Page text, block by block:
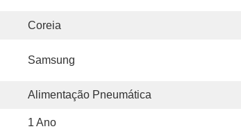
Coreia
Samsung
Alimentação Pneumática
1 Ano